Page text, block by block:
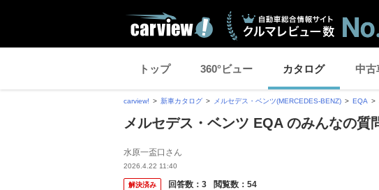
トップ 360°ビュー カタログ 中古
carview! 新車カタログ メルセデス・ベンツ(MERCEDES-BENZ) EQA
メルセデス・ベンツ EQA のみんなの質
水原一盃口さん
2026.4.22 11:40
解決済み 回答数： 3 閲覧数： 54